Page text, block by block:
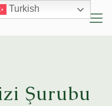
Şurubu
Turkish